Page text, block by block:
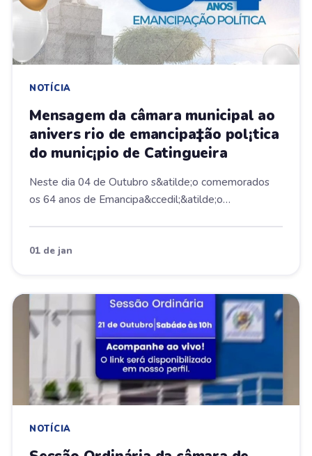
NOTÍCIA
Mensagem da câmara municipal ao
anivers rio de emancipa‡ão pol¡tica
do munic¡pio de Catingueira
Neste dia 04 de Outubro s&atilde;o comemorados
os 64 anos de Emancipa&ccedil;&atilde;o
01 de jan
NOTÍCIA